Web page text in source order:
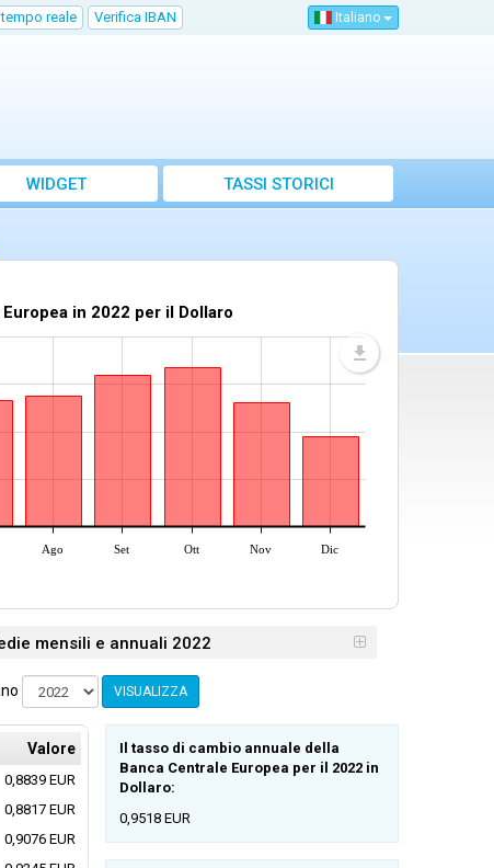
reale Verifica IBAN Italiano
WIDGET TASSI STORICI
in 2022 per il Dollaro
Ago Set Ott Nov Dic
mensili e annuali 2022
VISUALIZZA
Valore
0,8839 EUR
0,8817 EUR
0,9076 EUR
Il tasso di cambio annuale della
Banca Centrale Europea per il 2022 in
Dollaro:
0,9518 EUR